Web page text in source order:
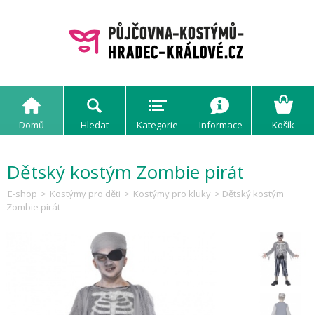
Domů Hledat Kategorie Informace Košík
Dětský kostým Zombie pirát
E-shop > Kostýmy pro děti > Kostýmy pro kluky > Dětský kostým
Zombie pirát